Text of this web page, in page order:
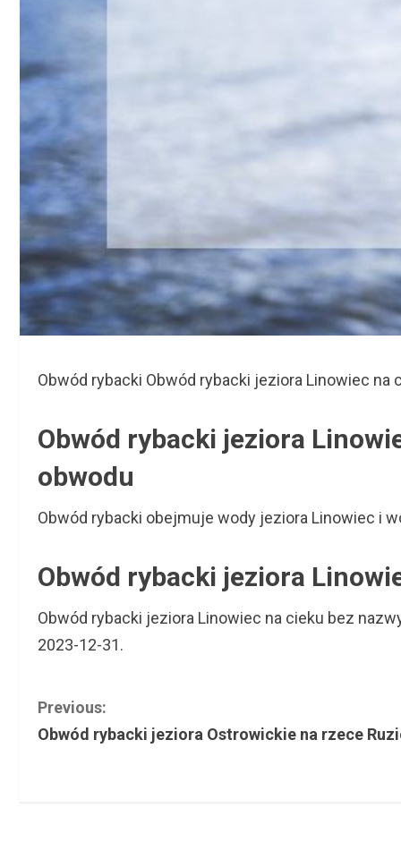
Obwód rybacki Obwód rybacki jeziora Linowiec
Obwód rybacki jeziora
obwodu
Obwód rybacki obejmuje wody jeziora Linowiec i
Obwód rybacki jeziora
Obwód rybacki jeziora Linowiec na cieku bez
2023-12-31.
C
o
Previous:
Obwód rybacki jeziora Ostrowickie na rzece